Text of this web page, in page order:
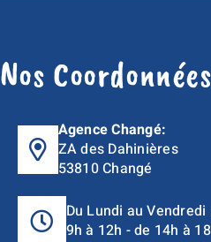
Nos Coordonnées
Agence Changé:
ZA des Dahinières
53810 Changé
Du Lundi au Vendredi
9h à 12h - de 14h à